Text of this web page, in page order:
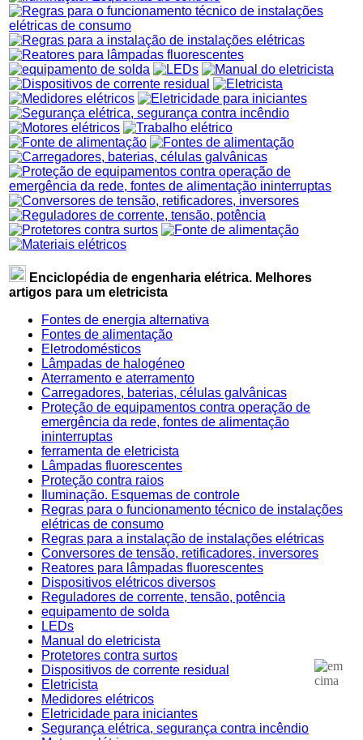
Enciclopédia de engenharia elétrica. Melhores
artigos para um eletricista
Fontes de energia alternativa
Fontes de alimentação
Eletrodomésticos
Lâmpadas de halogéneo
Aterramento e aterramento
Carregadores, baterias, células galvânicas
Proteção de equipamentos contra operação de
emergência da rede, fontes de alimentação
ininterruptas
ferramenta de eletricista
Lâmpadas fluorescentes
Proteção contra raios
Iluminação. Esquemas de controle
Regras para o funcionamento técnico de instalações
elétricas de consumo
Regras para a instalação de instalações elétricas
Conversores de tensão, retificadores, inversores
Reatores para lâmpadas fluorescentes
Dispositivos elétricos diversos
Reguladores de corrente, tensão, potência
equipamento de solda
LEDs
Manual do eletricista
Protetores contra surtos
Dispositivos de corrente residual
Eletricista
Medidores elétricos
Eletricidade para iniciantes
Segurança elétrica, segurança contra incêndio